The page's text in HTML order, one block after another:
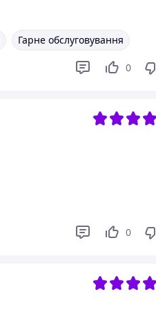
Гарне обслуговування
0
0